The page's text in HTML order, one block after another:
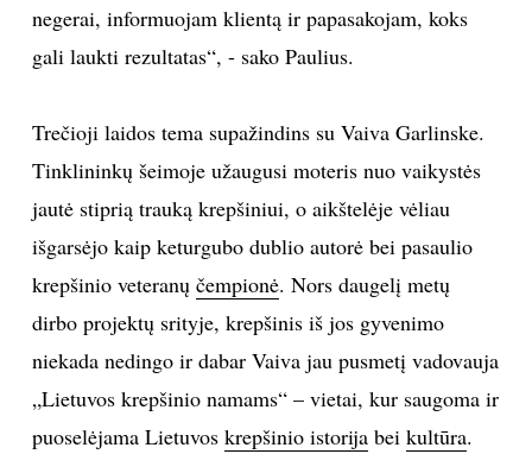
negerai, informuojam klientą ir papasakojam, koks
gali laukti rezultatas“, - sako Paulius.
Trečioji laidos tema supažindins su Vaiva Garlinske.
Tinklininkų šeimoje užaugusi moteris nuo vaikystės
jautė stiprią trauką krepšiniui, o aikštelėje vėliau
išgarsėjo kaip keturgubo dublio autorė bei pasaulio
krepšinio veteranų čempionė. Nors daugelį metų
dirbo projektų srityje, krepšinis iš jos gyvenimo
niekada nedingo ir dabar Vaiva jau pusmetį vadovauja
„Lietuvos krepšinio namams“ – vietai, kur saugoma ir
puoselėjama Lietuvos krepšinio istorijabei kultūra.